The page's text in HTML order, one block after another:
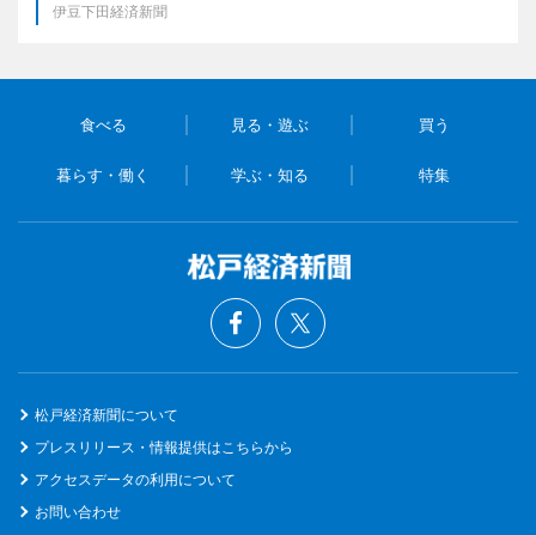
伊豆下田経済新聞
食べる 見る・遊ぶ 買う
暮らす・働く 学ぶ・知る 特集
松戸経済新聞について
プレスリリース・情報提供はこちらから
アクセスデータの利用について
お問い合わせ